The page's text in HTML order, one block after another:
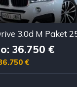
36.750 €
€